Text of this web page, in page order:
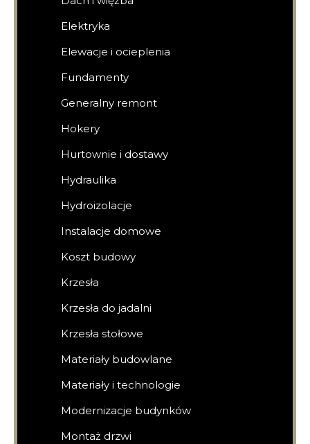
Elektryka
Elewacje i ocieplenia
Fundamenty
Generalny remont
Hokery
Hurtownie i dostawy
Hydraulika
Hydroizolacje
Instalacje domowe
Koszt budowy
Krzesła
Krzesła do jadalni
Krzesła stołowe
Materiały budowlane
Materiały i technologie
Modernizacje budynków
Montaż drzwi